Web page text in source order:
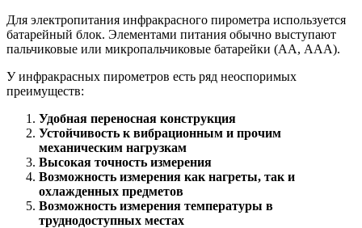
Для электропитания инфракрасного пирометра используется
батарейный блок. Элементами питания обычно выступают
пальчиковые или микропальчиковые батарейки (АА, ААА).
У инфракрасных пирометров есть ряд неоспоримых
преимуществ:
Удобная переносная конструкция
Устойчивость к вибрационным и прочим
механическим нагрузкам
Высокая точность измерения
Возможность измерения как нагреты, так и
охлажденных предметов
Возможность измерения температуры в
труднодоступных местах